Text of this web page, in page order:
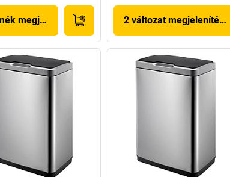
megjelenítése 2 változat megjelenítése